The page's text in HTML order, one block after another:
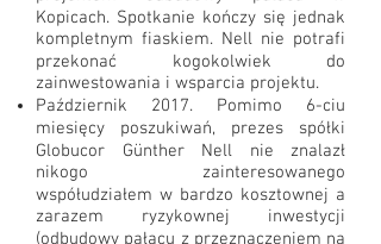
Kopicach. Spotkanie kończy się jednak
kompletnym fiaskiem. Nell nie potrafi
przekonać kogokolwiek do
zainwestowania i wsparcia projektu.
Październik 2017. Pomimo 6-ciu
miesięcy poszukiwań, prezes spółki
Globucor Günther Nell nie znalazł
nikogo zainteresowanego
współudziałem w bardzo kosztownej a
zarazem ryzykownej inwestycji
(odbudowy pałacu z przeznaczeniem na